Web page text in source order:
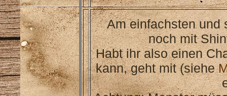
Am einfachsten und
noch mit
Habt ihr also einen
kann, geht mit (siehe